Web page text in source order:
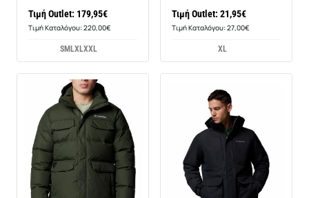
Τιμή Outlet: 179,95€
Τιμή Καταλόγου: 220,00€
SM LXLXXL
Τιμή Outlet: 21,95€
Τιμή Καταλόγου: 27,00€
XL